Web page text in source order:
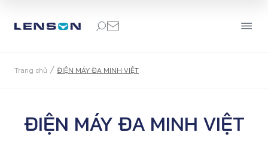
Trang chủ / ĐIỆN MÁY ĐA MINH VIỆT
ĐIỆN MÁY ĐA MINH VIỆT